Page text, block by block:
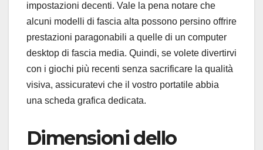
impostazioni decenti. Vale la pena notare che
alcuni modelli di fascia alta possono persino offrire
prestazioni paragonabili a quelle di un computer
desktop di fascia media. Quindi, se volete divertirvi
con i giochi più recenti senza sacrificare la qualità
visiva, assicuratevi che il vostro portatile abbia
una scheda grafica dedicata.
Dimensioni dello